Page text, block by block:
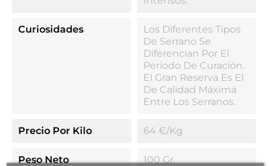
Curiosidades
Los Diferentes Tipos
De Serrano Se
Diferencian Por El
Periodo De Curación.
El Gran Reserva Es El
De Calidad Máxima
Entre Los Serranos.
Precio Por Kilo 64 €/kg
Peso Neto 100 Gr.